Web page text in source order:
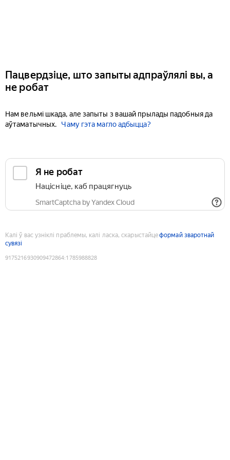
Пацвердзіце, што запыты адпраўлялі вы, а
не робат
Нам вельмі шкада, але запыты з вашай прылады падобныя да
аўтаматычных.
Чаму гэта магло адбыцца?
Я не робат
Націсніце, каб працягнуць
SmartCaptcha by Yandex Cloud
Калі ў вас узніклі праблемы, калі ласка, скарыстайцеформай зваротнай
сувязі
9175216930909472864:1785988828